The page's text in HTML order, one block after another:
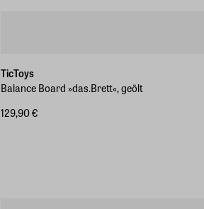
TicToys
Balance Board »das.Brett«, geölt
129,90 €